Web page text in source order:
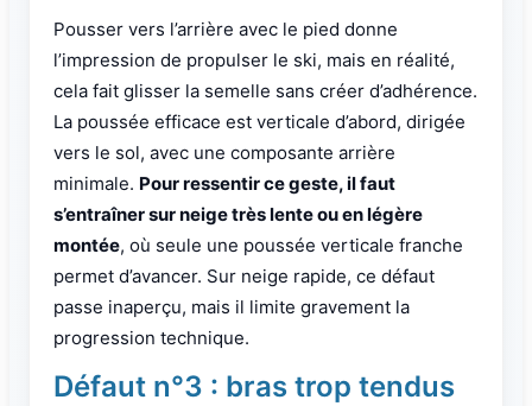
Pousser vers l’arrière avec le pied donne
l’impression de propulser le ski, mais en réalité,
cela fait glisser la semelle sans créer d’adhérence.
La poussée efficace est verticale d’abord, dirigée
vers le sol, avec une composante arrière
minimale. Pour ressentir ce geste, il faut
s’entraîner sur neige très lente ou en légère
montée, où seule une poussée verticale franche
permet d’avancer. Sur neige rapide, ce défaut
passe inaperçu, mais il limite gravement la
progression technique.
Défaut n°3 : bras trop tendus